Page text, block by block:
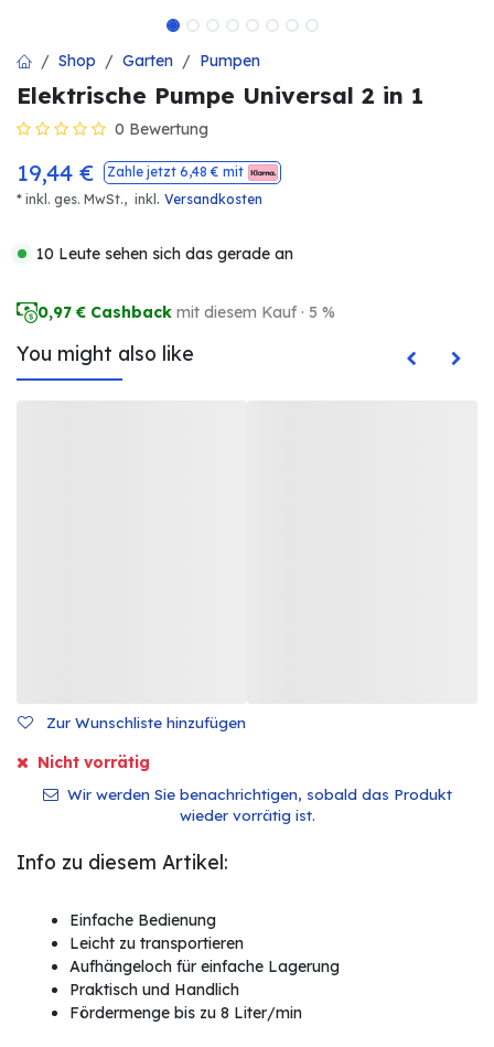
Shop Garten Pumpen
Elektrische Pumpe Universal 2 in 1
0 Bewertung
19,44 € Zahle jetzt 6,48 € mit
* inkl. ges. MwSt., inkl. Versandkosten
10 Leute sehen sich das gerade an
0,97 € Cashback mit diesem Kauf · 5 %
You might also like
Zur Wunschliste hinzufügen
Nicht vorrätig
Wir werden Sie benachrichtigen, sobald das Produkt
wieder vorrätig ist.
Info zu diesem Artikel:
Einfache Bedienung
Leicht zu transportieren
Aufhängeloch für einfache Lagerung
Praktisch und Handlich
Fördermenge bis zu 8 Liter/min